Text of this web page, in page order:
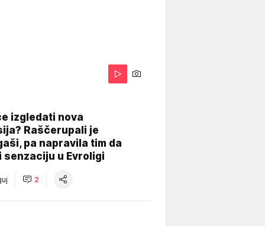
izgledati nova
Raščerupali je
pa napravila tim da
senzaciju u Evroligi
2